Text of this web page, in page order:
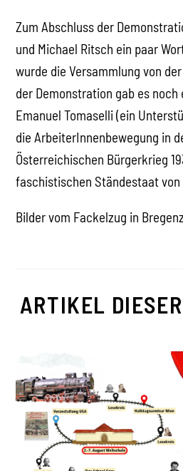
Zum Abschluss der
und Michael Ritsch ein paar
wurde die Versammlung von
der Demonstration gab es noch
Emanuel Tomaselli (ein
die ArbeiterInnenbewegung in
Österreichischen Bürgerkrieg
faschistischen Ständestaat
Bilder vom Fackelzug in Bregenz
ARTIKEL